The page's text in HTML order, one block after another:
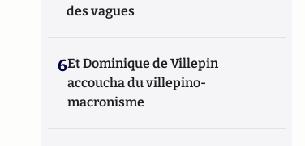
des vagues
6Et Dominique de Villepin
accoucha du villepino-
macronisme